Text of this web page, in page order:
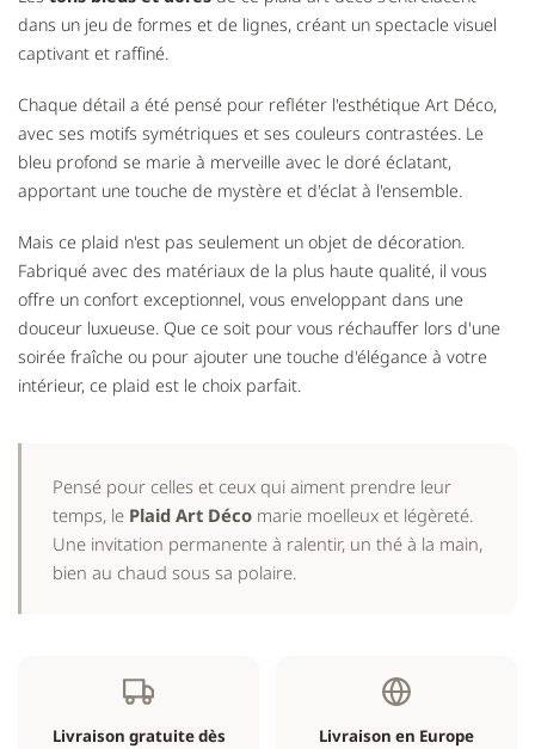
dans un jeu de formes et de lignes, créant un spectacle visuel
captivant et raffiné.
Chaque détail a été pensé pour refléter l'esthétique Art Déco,
avec ses motifs symétriques et ses couleurs contrastées. Le
bleu profond se marie à merveille avec le doré éclatant,
apportant une touche de mystère et d'éclat à l'ensemble.
Mais ce plaid n'est pas seulement un objet de décoration.
Fabriqué avec des matériaux de la plus haute qualité, il vous
offre un confort exceptionnel, vous enveloppant dans une
douceur luxueuse. Que ce soit pour vous réchauffer lors d'une
soirée fraîche ou pour ajouter une touche d'élégance à votre
intérieur, ce plaid est le choix parfait.
Pensé pour celles et ceux qui aiment prendre leur
temps, le Plaid Art Déco marie moelleux et légèreté.
Une invitation permanente à ralentir, un thé à la main,
bien au chaud sous sa polaire.
Livraison gratuite dès
Livraison en Europe